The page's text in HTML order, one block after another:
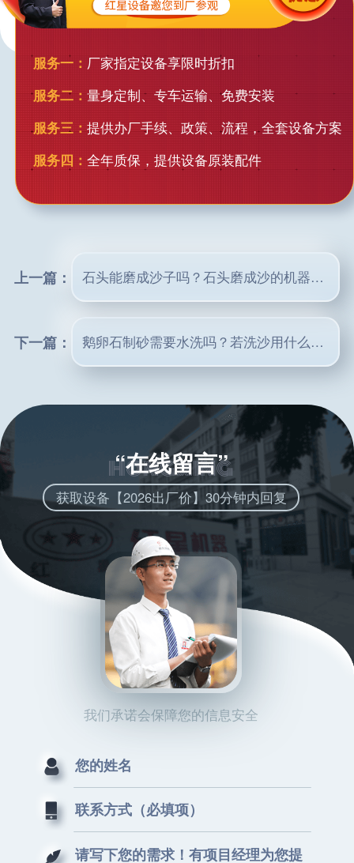
服务一： 厂家指定设备享限时折扣
服务二： 量身定制、专车运输、免费安装
服务三： 提供办厂手续、政策、流程，全套设备方案
服务四： 全年质保，提供设备原装配件
上一篇： 石头能磨成沙子吗？石头磨成沙的机器多少钱？
下一篇： 鹅卵石制砂需要水洗吗？若洗沙用什么设备效果好
“在线留言”
获取设备【2026出厂价】30分钟内回复
我们承诺会保障您的信息安全